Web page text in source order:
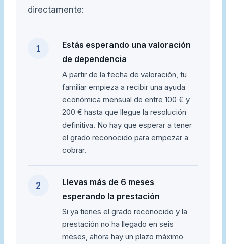
directamente:
1
Estás esperando una valoración
de dependencia
A partir de la fecha de valoración, tu
familiar empieza a recibir una ayuda
económica mensual de entre 100 € y
200 € hasta que llegue la resolución
definitiva. No hay que esperar a tener
el grado reconocido para empezar a
cobrar.
2
Llevas más de 6 meses
esperando la prestación
Si ya tienes el grado reconocido y la
prestación no ha llegado en seis
meses, ahora hay un plazo máximo